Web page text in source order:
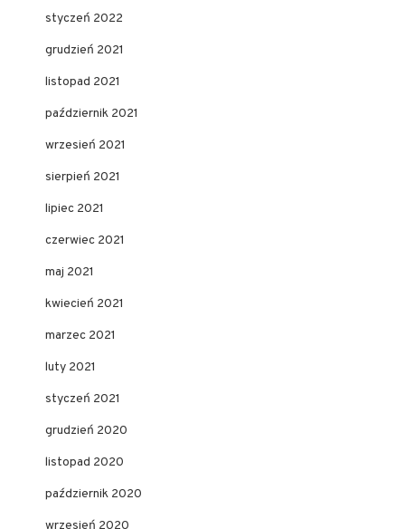
styczeń 2022
grudzień 2021
listopad 2021
październik 2021
wrzesień 2021
sierpień 2021
lipiec 2021
czerwiec 2021
maj 2021
kwiecień 2021
marzec 2021
luty 2021
styczeń 2021
grudzień 2020
listopad 2020
październik 2020
wrzesień 2020